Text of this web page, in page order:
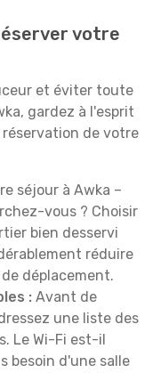
votre
et éviter toute
gardez à l'esprit
réservation de votre
séjour à Awka –
vous ? Choisir
bien desservi
réduire
déplacement.
: Avant de
une liste des
Le Wi-Fi est-il
besoin d'une salle